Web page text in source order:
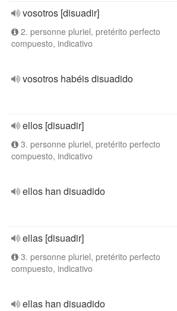
vosotros [disuadir]
2. personne pluriel, pretérito perfecto
compuesto, indicativo
vosotros habéis disuadido
ellos [disuadir]
3. personne pluriel, pretérito perfecto
compuesto, indicativo
ellos han disuadido
ellas [disuadir]
3. personne pluriel, pretérito perfecto
compuesto, indicativo
ellas han disuadido